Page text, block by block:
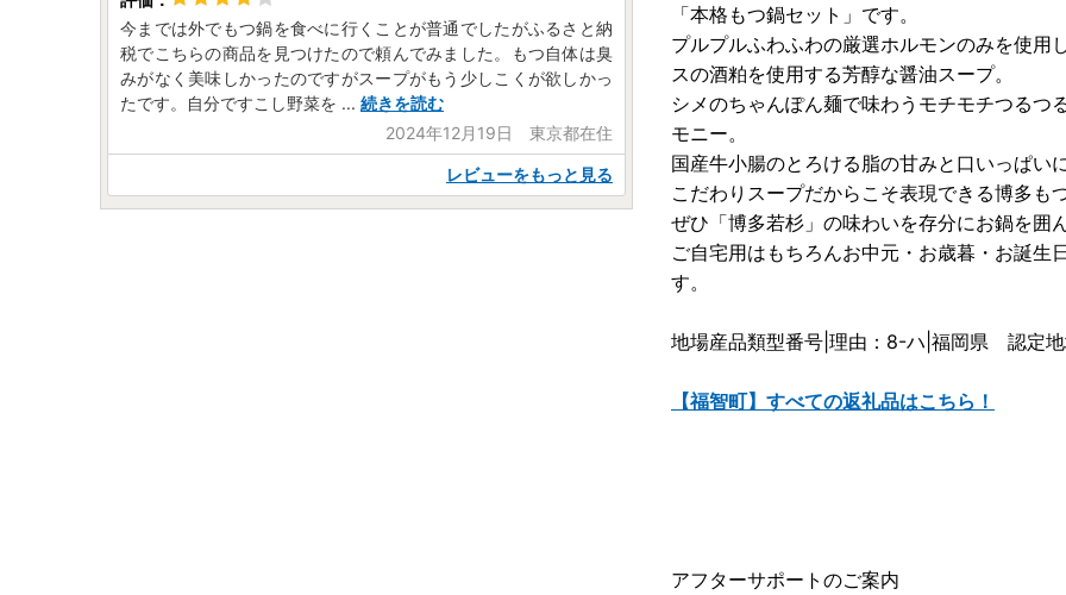
「本格もつ鍋セット」です。
プルプルふわふわの厳選ホルモンのみを使用
スの酒粕を使用する芳醇な醤油スープ。
シメのちゃんぽん麺で味わうモチモチつる
モニー。
国産牛小腸のとろける脂の甘みと口いっぱい
こだわりスープだからこそ表現できる博多も
ぜひ「博多若杉」の味わいを存分にお鍋を囲
ご自宅用はもちろんお中元・お歳暮・お誕
す。
地場産品類型番号|理由：8-ハ|福岡県 認定
【福智町】すべての返礼品はこちら！
アフターサポートのご案内
今までは外でもつ鍋を食べに行くことが普通でしたがふるさと納
税でこちらの商品を見つけたので頼んでみました。もつ自体は臭
みがなく美味しかったのですがスープがもう少しこくが欲しかっ
たです。自分ですこし野菜を ... 続きを読む
2024年12月19日 東京都在住
レビューをもっと見る